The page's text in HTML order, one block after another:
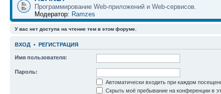
Программирование Web-приложений и Web-сервисов.
Модератор: Ramzes
У вас нет доступа на чтение тем в этом форуме.
ВХОД • РЕГИСТРАЦИЯ
Имя пользователя:
Пароль:
Автоматически входить при каждом
Скрыть моё пребывание на конференции в